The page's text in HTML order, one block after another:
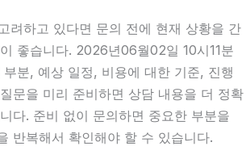
려하고 있다면 문의 전에 현재 상황을 간
좋습니다. 2026년06월02일 10시11분
분, 예상 일정, 비용에 대한 기준, 진행
문을 미리 준비하면 상담 내용을 더 정확
다. 준비 없이 문의하면 중요한 부분을
반복해서 확인해야 할 수 있습니다.